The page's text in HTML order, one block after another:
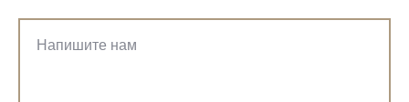
Напишите нам